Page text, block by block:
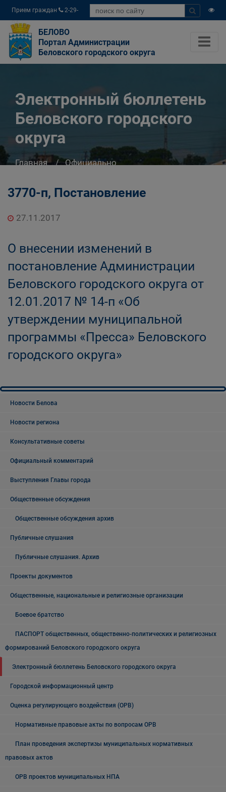
Прием граждан
2-29-
04
БЕЛОВО
Портал Администрации
Беловского городского округа
Электронный бюллетень
Беловского городского
округа
Главная
Официально
городского округа
3770-п, Постановление
27.11.2017
О внесении изменений в
постановление Администрации
Беловского городского округа от
12.01.2017 № 14-п «Об
утверждении муниципальной
программы «Пресса» Беловского
городского округа»
Новости Белова
Новости региона
Консультативные советы
Официальный комментарий
Выступления Главы города
Общественные обсуждения
Общественные обсуждения архив
Публичные слушания
Публичные слушания. Архив
Проекты документов
Общественные, национальные и религиозные организации
Боевое братство
ПАСПОРТ общественных, общественно-политических и религиозных
формирований Беловского городского округа
Электронный бюллетень Беловского городского округа
Городской информационный центр
Оценка регулирующего воздействия (ОРВ)
Нормативные правовые акты по вопросам ОРВ
План проведения экспертизы муниципальных нормативных
правовых актов
ОРВ проектов муниципальных НПА